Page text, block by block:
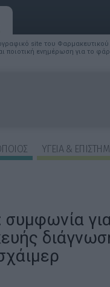
site του Φαρμακευτικού
ποιοτική ενημέρωση για το
ΥΓΕΙΑ &
συμφωνία